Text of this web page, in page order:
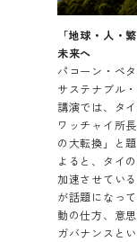
「地球・人・
未来へ
パコーン・ペ
サステナブル
講演では、タ
ワッチャイ所
の大転換」と
よると、タイ
加速させてい
が話題になっ
動の仕方、意
ガバナンスと